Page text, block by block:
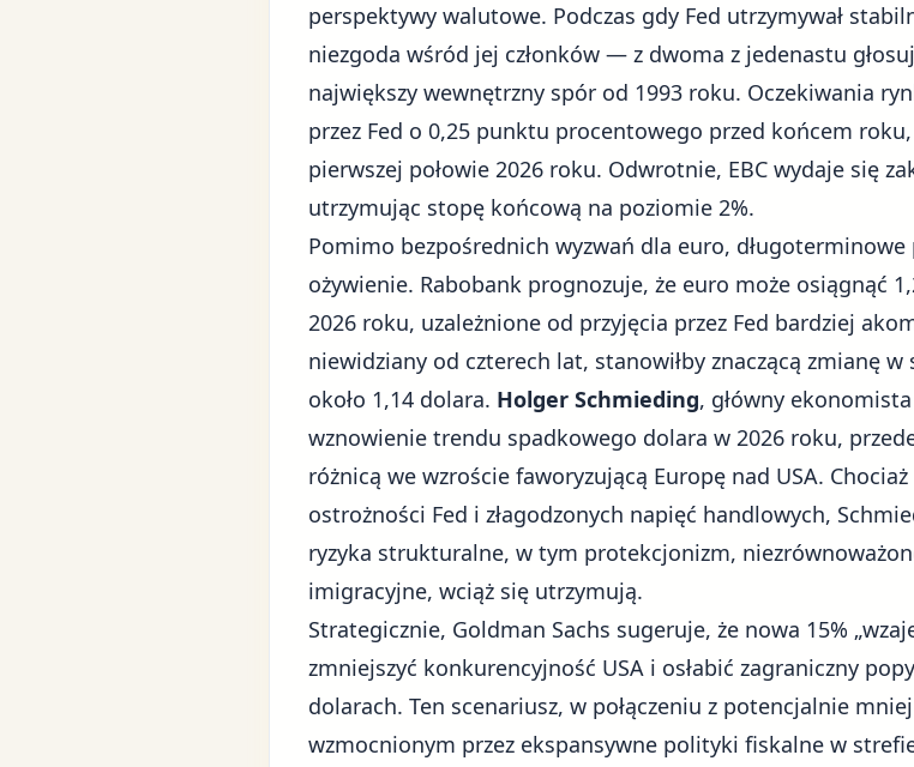
perspektywy walutowe. Podczas gdy Fed utrzymywał
niezgoda wśród jej członków — z dwoma z jedenastu
największy wewnętrzny spór od 1993 roku. Oczekiwania
przez Fed o 0,25 punktu procentowego przed końcem
pierwszej połowie 2026 roku. Odwrotnie, EBC wydaje się
utrzymując stopę końcową na poziomie 2%.
Pomimo bezpośrednich wyzwań dla euro,
ożywienie. Rabobank prognozuje, że euro może osiągnąć
2026 roku, uzależnione od przyjęcia przez Fed bardziej
niewidziany od czterech lat, stanowiłby znaczącą zmianę
około 1,14 dolara. Holger Schmieding, główny
wznowienie trendu spadkowego dolara w 2026 roku,
różnicą we wzroście faworyzującą Europę nad USA.
ostrożności Fed i złagodzonych napięć handlowych,
ryzyka strukturalne, w tym protekcjonizm,
imigracyjne, wciąż się utrzymują.
Strategicznie, Goldman Sachs sugeruje, że nowa 15%
zmniejszyć konkurencyjność USA i osłabić zagraniczny
dolarach. Ten scenariusz, w połączeniu z potencjalnie
wzmocnionym przez ekspansywne polityki fiskalne w